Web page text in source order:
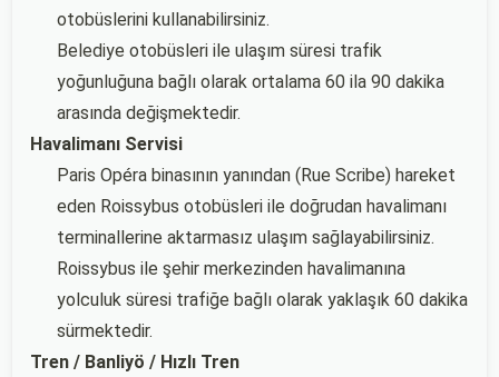
otobüslerini kullanabilirsiniz.
Belediye otobüsleri ile ulaşım süresi trafik
yoğunluğuna bağlı olarak ortalama 60 ila 90 dakika
arasında değişmektedir.
Havalimanı Servisi
Paris Opéra binasının yanından (Rue Scribe) hareket
eden Roissybus otobüsleri ile doğrudan havalimanı
terminallerine aktarmasız ulaşım sağlayabilirsiniz.
Roissybus ile şehir merkezinden havalimanına
yolculuk süresi trafiğe bağlı olarak yaklaşık 60 dakika
sürmektedir.
Tren / Banliyö / Hızlı Tren